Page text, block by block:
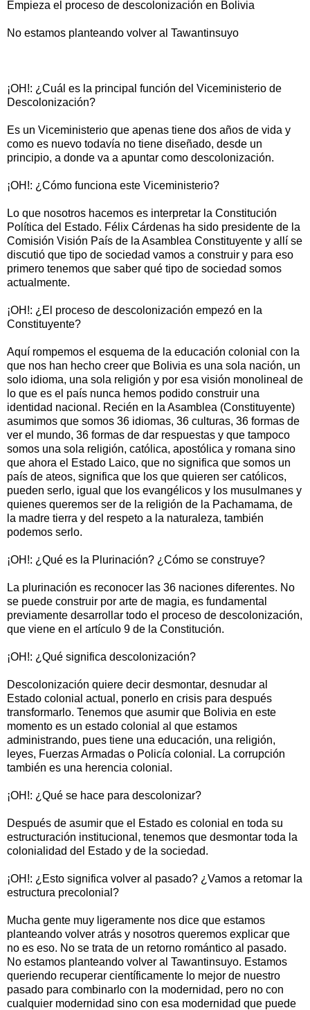
Empieza el proceso de descolonización en Bolivia
No estamos planteando volver al Tawantinsuyo
¡OH!: ¿Cuál es la principal función del Viceministerio de
Descolonización?
Es un Viceministerio que apenas tiene dos años de vida y
como es nuevo todavía no tiene diseñado, desde un
principio, a donde va a apuntar como descolonización.
¡OH!: ¿Cómo funciona este Viceministerio?
Lo que nosotros hacemos es interpretar la Constitución
Política del Estado. Félix Cárdenas ha sido presidente de la
Comisión Visión País de la Asamblea Constituyente y allí se
discutió que tipo de sociedad vamos a construir y para eso
primero tenemos que saber qué tipo de sociedad somos
actualmente.
¡OH!: ¿El proceso de descolonización empezó en la
Constituyente?
Aquí rompemos el esquema de la educación colonial con la
que nos han hecho creer que Bolivia es una sola nación, un
solo idioma, una sola religión y por esa visión monolineal de
lo que es el país nunca hemos podido construir una
identidad nacional. Recién en la Asamblea (Constituyente)
asumimos que somos 36 idiomas, 36 culturas, 36 formas de
ver el mundo, 36 formas de dar respuestas y que tampoco
somos una sola religión, católica, apostólica y romana sino
que ahora el Estado Laico, que no significa que somos un
país de ateos, significa que los que quieren ser católicos,
pueden serlo, igual que los evangélicos y los musulmanes y
quienes queremos ser de la religión de la Pachamama, de
la madre tierra y del respeto a la naturaleza, también
podemos serlo.
¡OH!: ¿Qué es la Plurinación? ¿Cómo se construye?
La plurinación es reconocer las 36 naciones diferentes. No
se puede construir por arte de magia, es fundamental
previamente desarrollar todo el proceso de descolonización,
que viene en el artículo 9 de la Constitución.
¡OH!: ¿Qué significa descolonización?
Descolonización quiere decir desmontar, desnudar al
Estado colonial actual, ponerlo en crisis para después
transformarlo. Tenemos que asumir que Bolivia en este
momento es un estado colonial al que estamos
administrando, pues tiene una educación, una religión,
leyes, Fuerzas Armadas o Policía colonial. La corrupción
también es una herencia colonial.
¡OH!: ¿Qué se hace para descolonizar?
Después de asumir que el Estado es colonial en toda su
estructuración institucional, tenemos que desmontar toda la
colonialidad del Estado y de la sociedad.
¡OH!: ¿Esto significa volver al pasado? ¿Vamos a retomar la
estructura precolonial?
Mucha gente muy ligeramente nos dice que estamos
planteando volver atrás y nosotros queremos explicar que
no es eso. No se trata de un retorno romántico al pasado.
No estamos planteando volver al Tawantinsuyo. Estamos
queriendo recuperar científicamente lo mejor de nuestro
pasado para combinarlo con la modernidad, pero no con
cualquier modernidad sino con esa modernidad que puede